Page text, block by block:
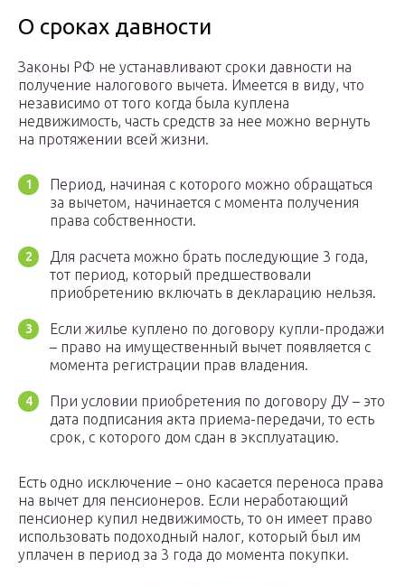
О сроках давности
Законы РФ не устанавливают сроки давности на
получение налогового вычета. Имеется в виду, что
независимо от того когда была куплена
недвижимость, часть средств за нее можно вернуть
на протяжении всей жизни.
Период, начиная с которого можно обращаться
за вычетом, начинается с момента получения
права собственности.
Для расчета можно брать последующие 3 года,
тот период, который предшествовали
приобретению включать в декларацию нельзя.
Если жилье куплено по договору купли-продажи
– право на имущественный вычет появляется с
момента регистрации прав владения.
При условии приобретения по договору ДУ – это
дата подписания акта приема-передачи, то есть
срок, с которого дом сдан в эксплуатацию.
Есть одно исключение – оно касается переноса права
на вычет для пенсионеров. Если неработающий
пенсионер купил недвижимость, то он имеет право
использовать подоходный налог, который был им
уплачен в период за 3 года до момента покупки.